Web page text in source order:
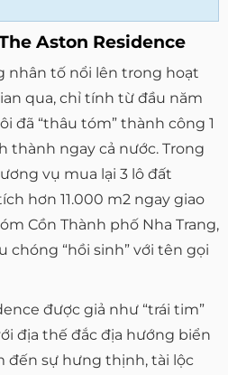
Aston Residence
nhân tố nổi lên trong hoạt
qua, chỉ tính từ đầu năm
đã “thâu tóm” thành công 1
thành ngay cả nước. Trong
vụ mua lại 3 lô đất
hơn 11.000 m2 ngay giao
Cồn Thành phố Nha Trang,
chóng “hồi sinh” với tên gọi
được giả như “trái tim”
địa thế đắc địa hướng biển
đến sự hưng thịnh, tài lộc